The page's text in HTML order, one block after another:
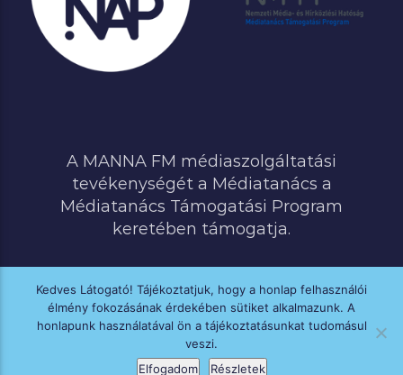
A MANNA FM médiaszolgáltatási
tevékenységét a Médiatanács a
Médiatanács Támogatási Program
keretében támogatja.
MINDEN JOG FENNTARTVA © 2020 MANNA FM
Kedves Látogató! Tájékoztatjuk, hogy a honlap felhasználói
élmény fokozásának érdekében sütiket alkalmazunk. A
honlapunk használatával ön a tájékoztatásunkat tudomásul
veszi.
Elfogadom
Részletek